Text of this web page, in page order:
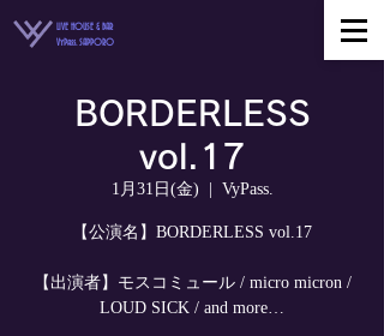
LIVE HOUSE & BAR
VyPass. SAPPORO
BORDERLESS
vol.17
1月31日(金) VyPass.
【公演名】BORDERLESS vol.17
【出演者】モスコミュール / micro micron /
LOUD SICK / and more…